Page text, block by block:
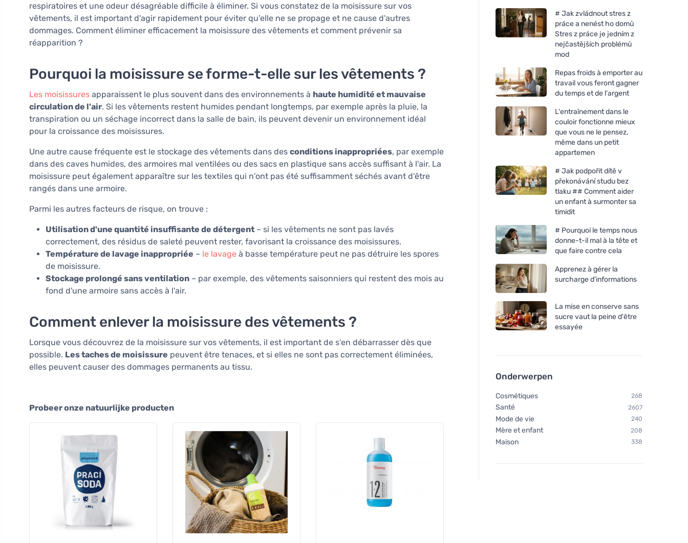
respiratoires et une odeur désagréable difficile à éliminer. Si vous constatez de la moisissure sur vos
vêtements, il est important d'agir rapidement pour éviter qu'elle ne se propage et ne cause d'autres
dommages. Comment éliminer efficacement la moisissure des vêtements et comment prévenir sa
réapparition ?
Pourquoi la moisissure se forme-t-elle sur les vêtements ?
Les moisissures apparaissent le plus souvent dans des environnements à haute humidité et mauvaise
circulation de l'air. Si les vêtements restent humides pendant longtemps, par exemple après la pluie, la
transpiration ou un séchage incorrect dans la salle de bain, ils peuvent devenir un environnement idéal
pour la croissance des moisissures.
Une autre cause fréquente est le stockage des vêtements dans des conditions inappropriées, par exemple
dans des caves humides, des armoires mal ventilées ou des sacs en plastique sans accès suffisant à l'air. La
moisissure peut également apparaître sur les textiles qui n'ont pas été suffisamment séchés avant d'être
rangés dans une armoire.
Parmi les autres facteurs de risque, on trouve :
Utilisation d'une quantité insuffisante de détergent – si les vêtements ne sont pas lavés
correctement, des résidus de saleté peuvent rester, favorisant la croissance des moisissures.
Température de lavage inappropriée – le lavage à basse température peut ne pas détruire les spores
de moisissure.
Stockage prolongé sans ventilation – par exemple, des vêtements saisonniers qui restent des mois au
fond d'une armoire sans accès à l'air.
Comment enlever la moisissure des vêtements ?
Lorsque vous découvrez de la moisissure sur vos vêtements, il est important de s'en débarrasser dès que
possible. Les taches de moisissure peuvent être tenaces, et si elles ne sont pas correctement éliminées,
elles peuvent causer des dommages permanents au tissu.
Probeer onze natuurlijke producten
# Jak zvládnout stres z
práce a nenést ho domů
Stres z práce je jedním z
nejčastějších problémů
mod
Repas froids à emporter au
travail vous feront gagner
du temps et de l'argent
L'entraînement dans le
couloir fonctionne mieux
que vous ne le pensez,
même dans un petit
appartemen
# Jak podpořit dítě v
překonávání studu bez
tlaku ## Comment aider
un enfant à surmonter sa
timidit
# Pourquoi le temps nous
donne-t-il mal à la tête et
que faire contre cela
Apprenez à gérer la
surcharge d'informations
La mise en conserve sans
sucre vaut la peine d'être
essayée
Onderwerpen
Cosmétiques 268
Santé 2607
Mode de vie 240
Mère et enfant 208
Maison 338